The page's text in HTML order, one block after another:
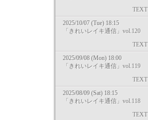
TEXT
2025/10/07 (Tue) 18:15
「きれいレイキ通信」vol.120
TEXT
2025/09/08 (Mon) 18:00
「きれいレイキ通信」vol.119
TEXT
2025/08/09 (Sat) 18:15
「きれいレイキ通信」vol.118
TEXT